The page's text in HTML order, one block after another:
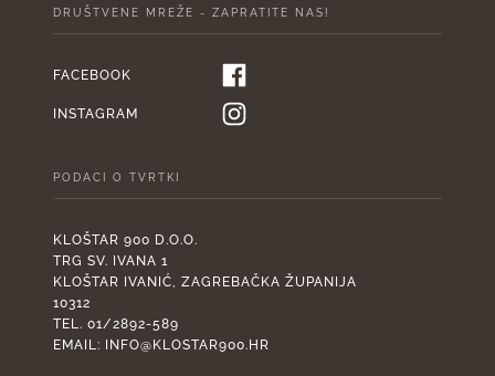
DRUŠTVENE MREŽE - ZAPRATITE NAS!
FACEBOOK
INSTAGRAM
PODACI O TVRTKI
KLOŠTAR 900 D.O.O.
TRG SV. IVANA 1
KLOŠTAR IVANIĆ, ZAGREBAČKA ŽUPANIJA
10312
TEL. 01/2892-589
EMAIL:
INFO@KLOSTAR900.HR